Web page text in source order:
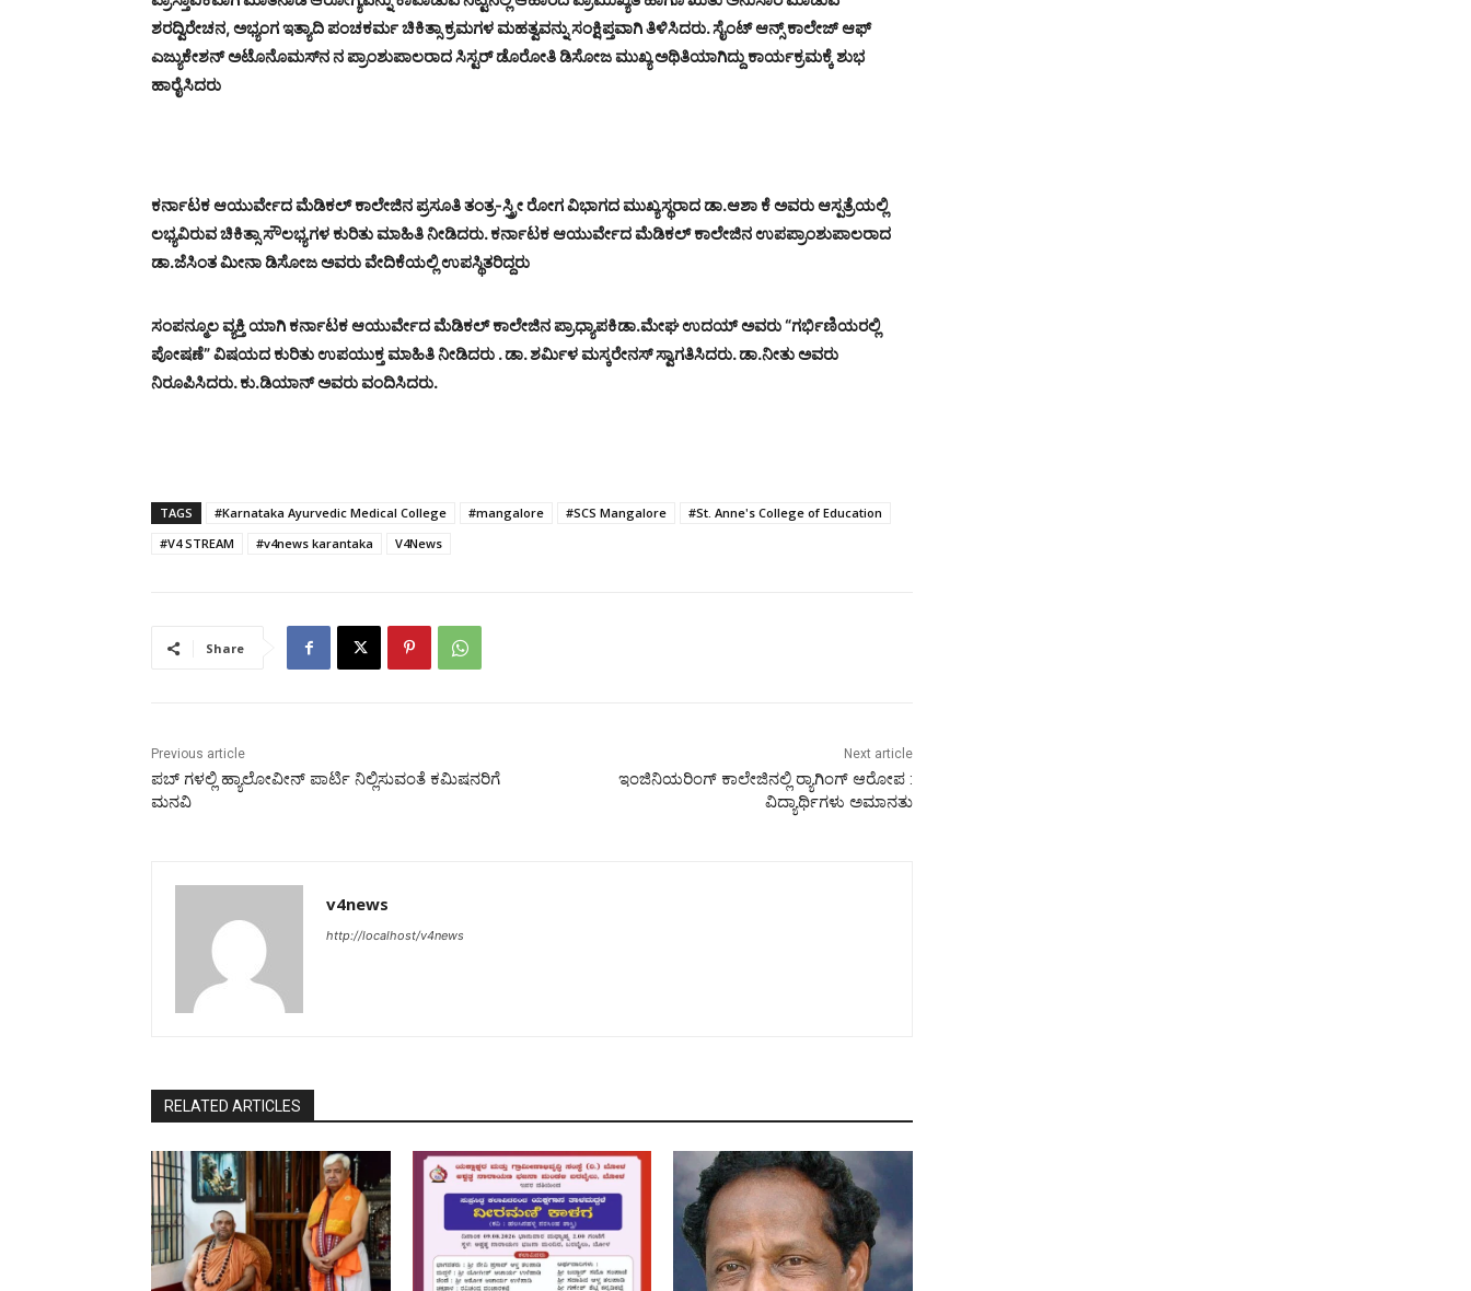
ಶರದ್ವಿರೇಚನ, ಅಭ್ಯಂಗ ಇತ್ಯಾದಿ ಪಂಚಕರ್ಮ ಚಿಕಿತ್ಸಾ ಕ್ರಮಗಳ ಮಹತ್ವವನ್ನು ಸಂಕ್ಷಿಪ್ತವಾಗಿ ತಿಳಿಸಿದರು. ಸೈಂಟ್ ಆನ್ಸ್ ಕಾಲೇಜ್ ಆಫ್
ಎಜ್ಯುಕೇಶನ್ ಅಟೊನೊಮಸ್‍ನ ನ ಪ್ರಾಂಶುಪಾಲರಾದ ಸಿಸ್ಟರ್ ಡೊರೋತಿ ಡಿಸೋಜ ಮುಖ್ಯ ಅಥಿತಿಯಾಗಿದ್ದು ಕಾರ್ಯಕ್ರಮಕ್ಕೆ ಶುಭ
ಹಾರೈಸಿದರು
ಕರ್ನಾಟಕ ಆಯುರ್ವೇದ ಮೆಡಿಕಲ್ ಕಾಲೇಜಿನ ಪ್ರಸೂತಿ ತಂತ್ರ-ಸ್ತ್ರೀ ರೋಗ ವಿಭಾಗದ ಮುಖ್ಯಸ್ಥರಾದ ಡಾ.ಆಶಾ ಕೆ ಅವರು ಆಸ್ಪತ್ರೆಯಲ್ಲಿ
ಲಭ್ಯವಿರುವ ಚಿಕಿತ್ಸಾ ಸೌಲಭ್ಯಗಳ ಕುರಿತು ಮಾಹಿತಿ ನೀಡಿದರು. ಕರ್ನಾಟಕ ಆಯುರ್ವೇದ ಮೆಡಿಕಲ್ ಕಾಲೇಜಿನ ಉಪಪ್ರಾಂಶುಪಾಲರಾದ
ಡಾ.ಜೆಸಿಂತ ಮೀನಾ ಡಿಸೋಜ ಅವರು ವೇದಿಕೆಯಲ್ಲಿ ಉಪಸ್ಥಿತರಿದ್ದರು
ಸಂಪನ್ಮೂಲ ವ್ಯಕ್ತಿ ಯಾಗಿ ಕರ್ನಾಟಕ ಆಯುರ್ವೇದ ಮೆಡಿಕಲ್ ಕಾಲೇಜಿನ ಪ್ರಾಧ್ಯಾಪಕಿಡಾ.ಮೇಘ ಉದಯ್ ಅವರು “ಗರ್ಭಿಣಿಯರಲ್ಲಿ
ಪೋಷಣೆ” ವಿಷಯದ ಕುರಿತು ಉಪಯುಕ್ತ ಮಾಹಿತಿ ನೀಡಿದರು . ಡಾ. ಶರ್ಮಿಳ ಮಸ್ಕರೇನಸ್ ಸ್ವಾಗತಿಸಿದರು. ಡಾ.ನೀತು ಅವರು
ನಿರೂಪಿಸಿದರು. ಕು.ಡಿಯಾನ್ ಅವರು ವಂದಿಸಿದರು.
TAGS #Karnataka Ayurvedic Medical College #mangalore #SCS Mangalore
#St. Anne's College of Education
#V4 STREAM
#v4news karantaka V4News
Share
Previous article
ಪಬ್ ಗಳಲ್ಲಿ ಹ್ಯಾಲೋವೀನ್ ಪಾರ್ಟಿ ನಿಲ್ಲಿಸುವಂತೆ ಕಮಿಷನರಿಗೆ
ಮನವಿ
Next article
ಇಂಜಿನಿಯರಿಂಗ್ ಕಾಲೇಜಿನಲ್ಲಿ ರ್‍ಯಾಗಿಂಗ್ ಆರೋಪ :
ವಿದ್ಯಾರ್ಥಿಗಳು ಅಮಾನತು
v4news
http://localhost/v4news
RELATED ARTICLES